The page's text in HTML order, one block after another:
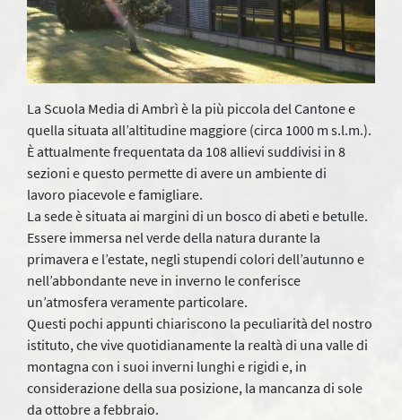
La Scuola Media di Ambrì è la più piccola del Cantone e
quella situata all’altitudine maggiore (circa 1000 m s.l.m.).
È attualmente frequentata da 108 allievi suddivisi in 8
sezioni e questo permette di avere un ambiente di
lavoro piacevole e famigliare.
La sede è situata ai margini di un bosco di abeti e betulle.
Essere immersa nel verde della natura durante la
primavera e l’estate, negli stupendi colori dell’autunno e
nell’abbondante neve in inverno le conferisce
un’atmosfera veramente particolare.
Questi pochi appunti chiariscono la peculiarità del nostro
istituto, che vive quotidianamente la realtà di una valle di
montagna con i suoi inverni lunghi e rigidi e, in
considerazione della sua posizione, la mancanza di sole
da ottobre a febbraio.